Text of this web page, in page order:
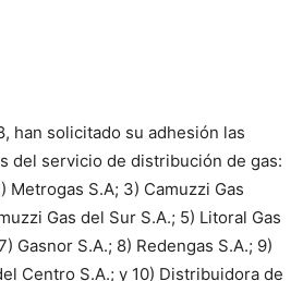
han solicitado su adhesión las
del servicio de distribución de gas:
Metrogas S.A; 3) Camuzzi Gas
Gas del Sur S.A.; 5) Litoral Gas
Gasnor S.A.; 8) Redengas S.A.; 9)
Centro S.A.; y 10) Distribuidora de